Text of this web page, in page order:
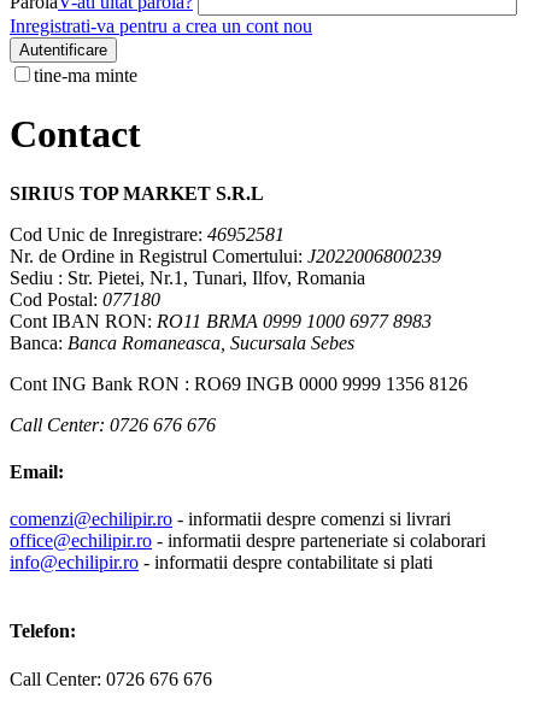
Inregistrati-va pentru a crea un cont nou
Autentificare
tine-ma minte
Contact
SIRIUS TOP MARKET S.R.L
Cod Unic de Inregistrare: 46952581
Nr. de Ordine in Registrul Comertului: J2022006800239
Sediu : Str. Pietei, Nr.1, Tunari, Ilfov, Romania
Cod Postal: 077180
Cont IBAN RON: RO11 BRMA 0999 1000 6977 8983
Banca: Banca Romaneasca, Sucursala Sebes
Cont ING Bank RON : RO69 INGB 0000 9999 1356 8126
Call Center: 0726 676 676
Email:
comenzi@echilipir.ro - informatii despre comenzi si livrari
office@echilipir.ro - informatii despre parteneriate si colaborari
info@echilipir.ro - informatii despre contabilitate si plati
Telefon:
Call Center: 0726 676 676